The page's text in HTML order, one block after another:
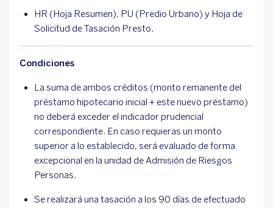
HR (Hoja Resumen), PU (Predio Urbano) y Hoja de
Solicitud de Tasación Presto.
Condiciones
La suma de ambos créditos (monto remanente del
préstamo hipotecario inicial + este nuevo préstamo)
no deberá exceder el indicador prudencial
correspondiente. En caso requieras un monto
superior a lo establecido, será evaluado de forma
excepcional en la unidad de Admisión de Riesgos
Personas.
Se realizará una tasación a los 90 días de efectuado